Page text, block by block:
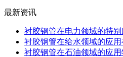
最新资讯
衬胶钢管在电力领域的特
衬胶钢管在给水领域的应
衬胶钢管在石油领域的应用